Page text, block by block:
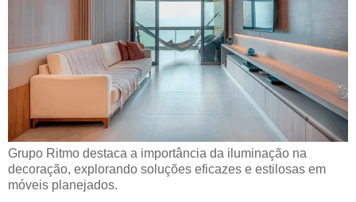
Grupo Ritmo destaca a importância da iluminação na
decoração, explorando soluções eficazes e estilosas em
móveis planejados.